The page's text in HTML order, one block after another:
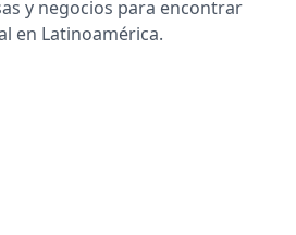
y negocios para encontrar
en Latinoamérica.